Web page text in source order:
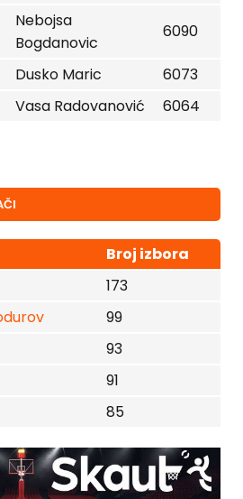
Nebojsa
Bogdanovic
6090
Dusko Maric
6073
Vasa Radovanović 6064
Broj izbora
173
99
93
91
85